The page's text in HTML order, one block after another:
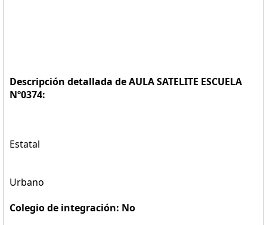
Descripción detallada de AULA SATELITE ESCUELA
Nº0374:
Estatal
Urbano
Colegio de integración: No